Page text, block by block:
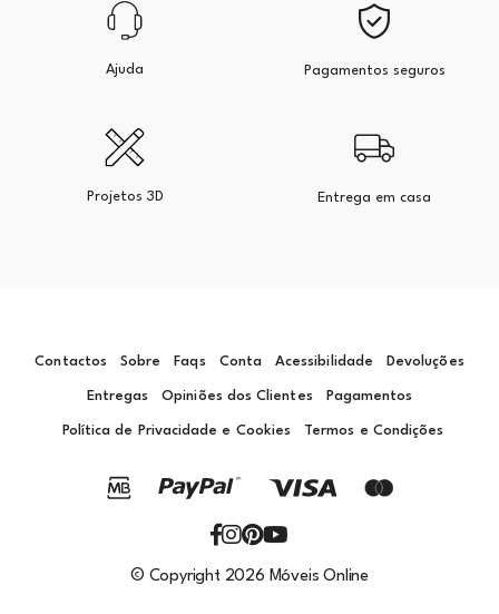
Ajuda Pagamentos seguros
Projetos 3D Entrega em casa
Contactos Sobre Faqs Conta Acessibilidade Devoluções
Entregas Opiniões dos Clientes Pagamentos
Política de Privacidade e Cookies Termos e Condições
© Copyright 2026 Móveis Online